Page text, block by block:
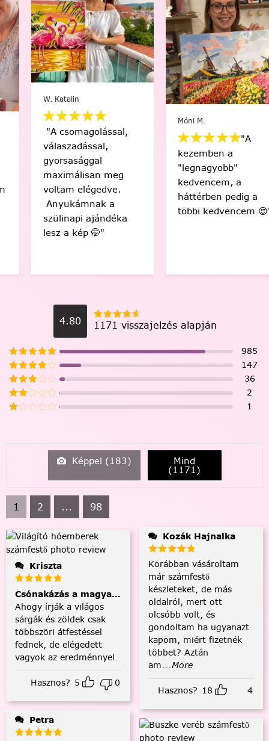
W. Katalin
"A csomagolással,
válaszadással,
gyorsasággal
maximálisan meg
voltam elégedve.
Anyukámnak a
szülinapi ajándéka
lesz a kép 🤭"
Móni M.
"A
kezemben a
"legnagyobb"
kedvencem, a
háttérben pedig a
többi kedvencem 😍"
4.80 1171 visszajelzés alapján
985
147
36
2
1
Képpel (183) Mind
(1171)
1 2 ... 98
Kriszta
Csónakázás a magyar tengeren
Ahogy írják a világos
sárgák és zöldek csak
többszöri átfestéssel
fednek, de elégedett
vagyok az eredménnyel.
Hasznos? 5 0
Petra
Kozák Hajnalka
Korábban vásároltam
már számfestő
készleteket, de más
oldalról, mert ott
olcsóbb volt, és
gondoltam ha ugyanazt
kapom, miért fizetnék
többet? Aztán
am ...More
Hasznos? 18 4